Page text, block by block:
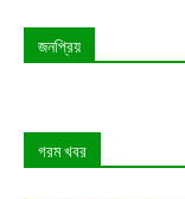
জনপ্রিয়
গরম খবর